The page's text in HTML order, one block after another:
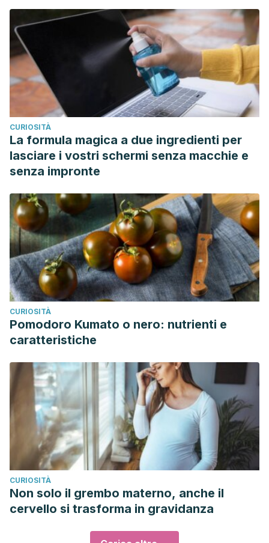
CURIOSITÀ
La formula magica a due ingredienti per
lasciare i vostri schermi senza macchie e
senza impronte
CURIOSITÀ
Pomodoro Kumato o nero: nutrienti e
caratteristiche
CURIOSITÀ
Non solo il grembo materno, anche il
cervello si trasforma in gravidanza